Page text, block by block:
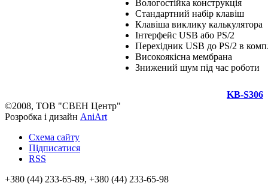
Вологостійка конструкція
Стандартний набір клавіш
Клавіша виклику калькулятора
Інтерфейс USB або PS/2
Перехідник USB до PS/2 в
Високоякісна мембрана
Знижений шум під час роботи
KB-S306
©2008, ТОВ "СВЕН Центр"
Розробка і дизайн AniArt
Схема сайту
Підписатися
RSS
+380 (44) 233-65-89, +380 (44) 233-65-98